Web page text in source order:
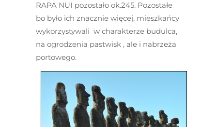
RAPA NUI pozostało ok.245. Pozostałe
bo było ich znacznie więcej, mieszkańcy
wykorzystywali w charakterze budulca,
na ogrodzenia pastwisk , ale i nabrzeża
portowego.